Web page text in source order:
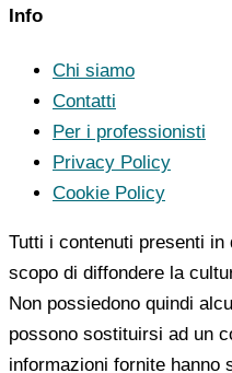
Info
Chi siamo
Contatti
Per i professionisti
Privacy Policy
Cookie Policy
Tutti i contenuti presenti
scopo di diffondere la
Non possiedono quindi
possono sostituirsi ad un
informazioni fornite hanno